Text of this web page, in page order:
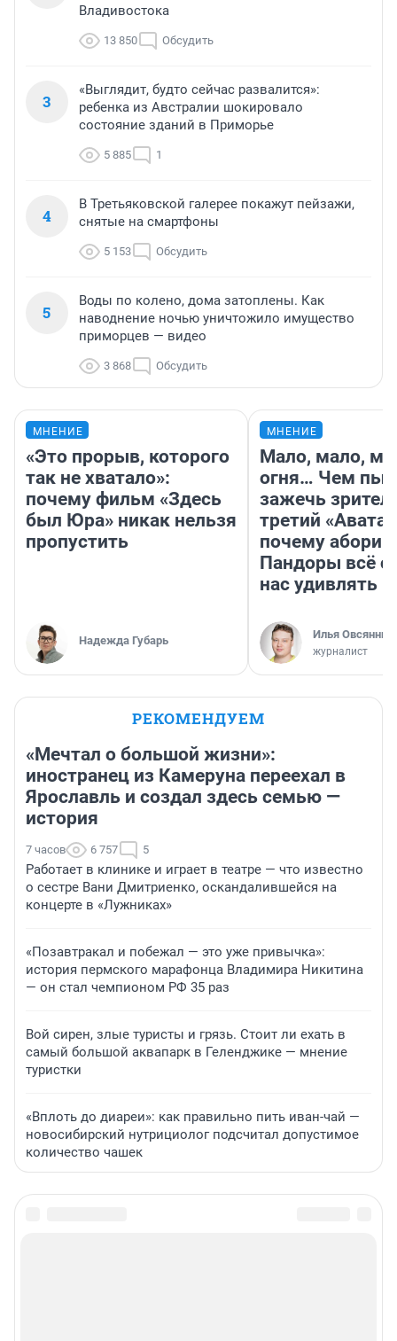
Владивостока
13 850 Обсудить
3
«Выглядит, будто сейчас развалится»:
ребенка из Австралии шокировало
состояние зданий в Приморье
5 885 1
4
В Третьяковской галерее покажут пейзажи,
снятые на смартфоны
5 153 Обсудить
5
Воды по колено, дома затоплены. Как
наводнение ночью уничтожило имущество
приморцев — видео
3 868 Обсудить
МНЕНИЕ
«Это прорыв, которого
так не хватало»:
почему фильм «Здесь
был Юра» никак нельзя
пропустить
Надежда Губарь
МНЕНИЕ
Мало, мало,
огня… Чем
зажечь
третий
почему
Пандоры всё
нас удивлять
Илья
журналист
РЕКОМЕНДУЕМ
«Мечтал о большой жизни»:
иностранец из Камеруна переехал в
Ярославль и создал здесь семью —
история
7 часов 6 757 5
Работает в клинике и играет в театре — что известно
о сестре Вани Дмитриенко, оскандалившейся на
концерте в «Лужниках»
«Позавтракал и побежал — это уже привычка»:
история пермского марафонца Владимира Никитина
— он стал чемпионом РФ 35 раз
Вой сирен, злые туристы и грязь. Стоит ли ехать в
самый большой аквапарк в Геленджике — мнение
туристки
«Вплоть до диареи»: как правильно пить иван-чай —
новосибирский нутрициолог подсчитал допустимое
количество чашек